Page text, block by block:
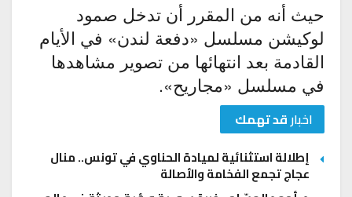
حيث أنه من المقرر أن تدخل صمود
لوكيشن مسلسل «دفعة لندن» في الأيام
القادمة بعد انتهائها من تصوير مشاهدها
في مسلسل «مجاريح».
اخبارقد تهمك
إطلالة استثنائية لميادة الحناوي في تونس.. منال
عجاج تجمع الفخامة والأصالة